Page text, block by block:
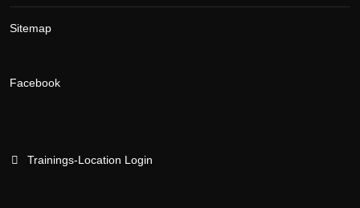
Sitemap
Facebook
Trainings-Location Login